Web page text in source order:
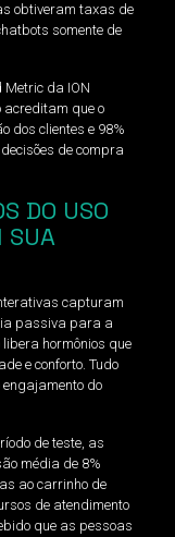
obtiveram taxas de
somente de
Metric da ION
acreditam que o
dos clientes e 98%
de compra
DO USO
capturam
passiva para a
hormônios que
e conforto. Tudo
engajamento do
de teste, as
média de 8%
ao carrinho de
de atendimento
que as pessoas